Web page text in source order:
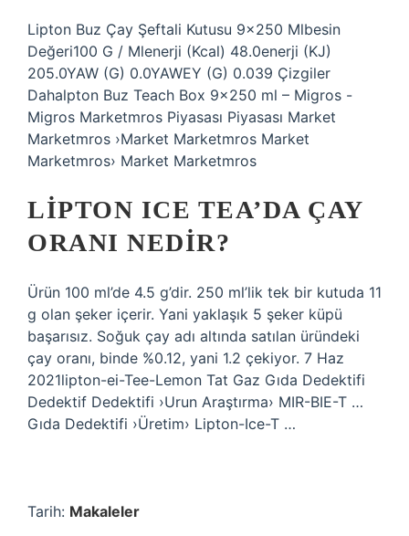
Lipton Buz Çay Şeftali Kutusu 9×250 Mlbesin
Değeri100 G / Mlenerji (Kcal) 48.0enerji (KJ)
205.0YAW (G) 0.0YAWEY (G) 0.039 Çizgiler
Dahalpton Buz Teach Box 9×250 ml – Migros -
Migros Marketmros Piyasası Piyasası Market
Marketmros ›Market Marketmros Market
Marketmros› Market Marketmros
LIPTON ICE TEA’DA ÇAY
ORANI NEDIR?
Ürün 100 ml’de 4.5 g’dir. 250 ml’lik tek bir kutuda 11
g olan şeker içerir. Yani yaklaşık 5 şeker küpü
başarısız. Soğuk çay adı altında satılan üründeki
çay oranı, binde %0.12, yani 1.2 çekiyor. 7 Haz
2021lipton-ei-Tee-Lemon Tat Gaz Gıda Dedektifi
Dedektif Dedektifi ›Urun Araştırma› MIR-BIE-T …
Gıda Dedektifi ›Üretim› Lipton-Ice-T …
Tarih: Makaleler